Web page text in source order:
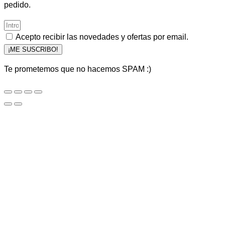
pedido.
Acepto recibir las novedades y ofertas por email.
¡ME SUSCRIBO!
Te prometemos que no hacemos SPAM :)